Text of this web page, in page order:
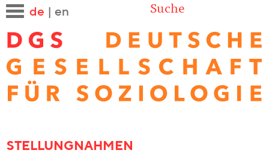
de en Suche
STELLUNGNAHMEN